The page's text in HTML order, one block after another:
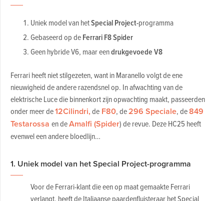
Uniek model van hetSpecial Project-programma
Gebaseerd op deFerrari F8 Spider
Geen hybride V6, maar eendrukgevoede V8
Ferrari heeft niet stilgezeten, want in Maranello volgt de ene
nieuwigheid de andere razendsnel op. In afwachting van de
elektrische Luce die binnenkort zijn opwachting maakt, passeerden
onder meer de12Cilindri,deF80, de296 Speciale, de849
Testarossa en deAmalfi (Spider) de revue. Deze HC25 heeft
evenwel een andere bloedlijn…
1. Uniek model van het Special Project-programma
Voor de Ferrari-klant die een op maat gemaakte Ferrari
verlangt, heeft de Italiaanse paardenfluisteraar het Special